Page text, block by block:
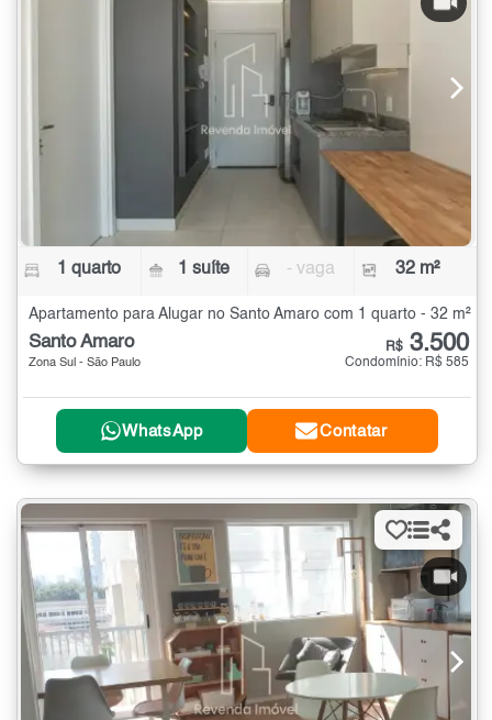
1 quarto 1 suíte - vaga 32 m²
Apartamento para Alugar no Santo Amaro com 1 quarto - 32 m²
Santo Amaro
Zona Sul - São Paulo
R$ 3.500
Condomínio: R$ 585
WhatsApp Contatar